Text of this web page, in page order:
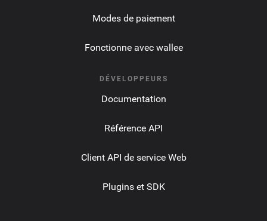
Modes de paiement
Fonctionne avec wallee
DÉVELOPPEURS
Documentation
Référence API
Client API de service Web
Plugins et SDK